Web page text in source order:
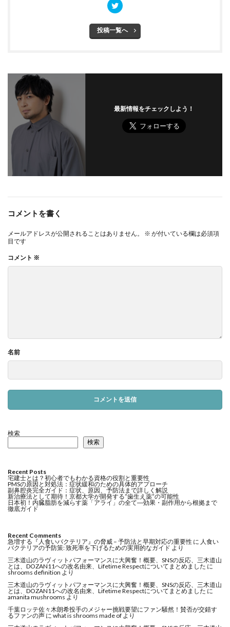
投稿一覧へ
最新情報をチェックしよう！
コメントを書く
メールアドレスが公開されることはありません。 ※ が付いている欄は必須項
目です
コメント ※
名前
検索
検索
Recent Posts
宅建士とは？初心者でもわかる資格の役割と重要性
PMSの原因と対処法：症状緩和のための具体的アプローチ
副鼻腔炎完全ガイド：症状、原因、予防法まで詳しく解説
新治療法として期待！京都大学が開発する”歯生え薬”の可能性
日本初！内臓脂肪を減らす薬「アライ」の全て―効果・副作用から根拠まで
徹底ガイド
Recent Comments
急増する『人食いバクテリア』の脅威 – 予防法と早期対応の重要性 に 人食い
バクテリアの予防策: 致死率を下げるための実用的なガイド より
三木道山のラヴィットパフォーマンスに大興奮！概要、SNSの反応、三木道山
とは、DOZAN11への改名由来、Lifetime Respectについてまとめました に
shrooms definition より
三木道山のラヴィットパフォーマンスに大興奮！概要、SNSの反応、三木道山
とは、DOZAN11への改名由来、Lifetime Respectについてまとめました に
amanita mushrooms より
千葉ロッテ佐々木朗希投手のメジャー挑戦要望にファン騒然！賛否が交錯す
るファンの声 に what is shrooms made of より